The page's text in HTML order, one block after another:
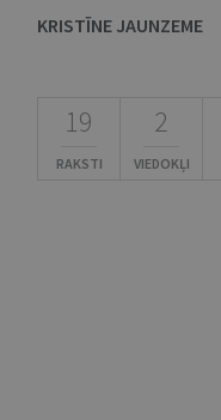
KRISTĪNE JAUNZEME
19
RAKSTI
2
VIEDOKĻI